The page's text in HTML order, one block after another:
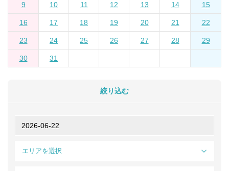
9 10 11 12 13 14 15
16 17 18 19 20 21 22
23 24 25 26 27 28 29
30 31
絞り込む
エリアを選択